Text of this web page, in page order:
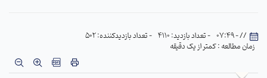
// - 07:49 - تعداد بازدید: 4110
- تعداد بازدیدکننده: 502
زمان مطالعه : کمتر از یک دقیقه